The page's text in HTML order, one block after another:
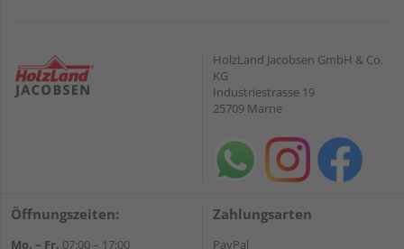
HolzLand Jacobsen GmbH & Co.
KG
Industriestrasse 19
25709 Marne
Öffnungszeiten:
Mo. – Fr. 07:00 – 17:00
Zahlungsarten
PayPal